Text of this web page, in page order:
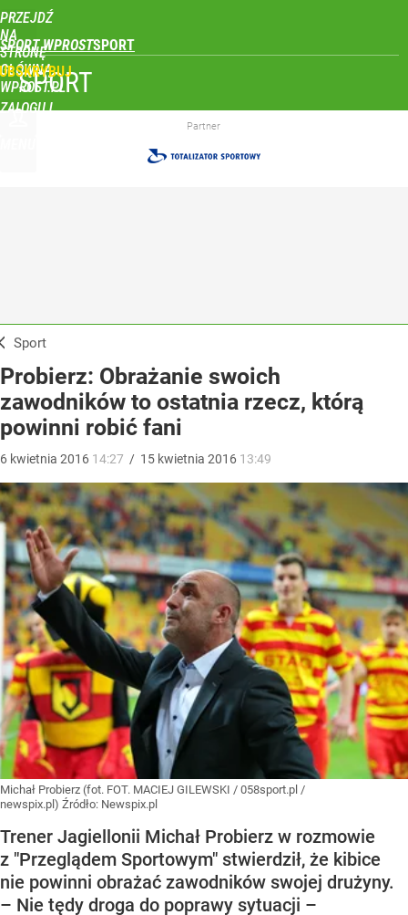
PRZEJDŹ
NA
STRONĘ
GŁÓWNĄ
WPROST.PL
SPORT WPROST
ZALOGUJ
SPORT
Partner
Sport
Probierz: Obrażanie swoich
zawodników to ostatnia rzecz, którą
powinni robić fani
6 kwietnia 2016 14:27 / 15 kwietnia 2016 13:49
Michał Probierz (fot. FOT. MACIEJ GILEWSKI / 058sport.pl /
newspix.pl) Źródło: Newspix.pl
Trener Jagiellonii Michał Probierz w rozmowie
z "Przeglądem Sportowym" stwierdził, że kibice
nie powinni obrażać zawodników swojej drużyny.
– Nie tędy droga do poprawy sytuacji –